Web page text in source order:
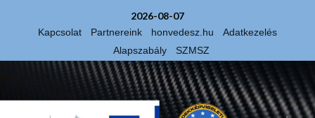
2026-08-07
Kapcsolat Partnereink honvedesz.hu
Adatkezelés
Alapszabály
SZMSZ